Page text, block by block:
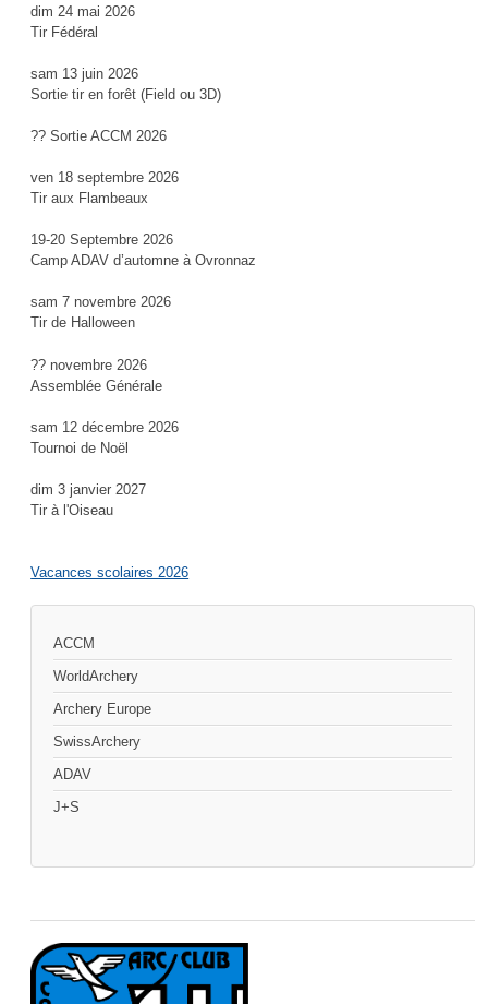
dim 24 mai 2026
Tir Fédéral
sam 13 juin 2026
Sortie tir en forêt (Field ou 3D)
?? Sortie ACCM 2026
ven 18 septembre 2026
Tir aux Flambeaux
19-20 Septembre 2026
Camp ADAV d’automne à Ovronnaz
sam 7 novembre 2026
Tir de Halloween
?? novembre 2026
Assemblée Générale
sam 12 décembre 2026
Tournoi de Noël
dim 3 janvier 2027
Tir à l'Oiseau
Vacances scolaires 2026
ACCM
WorldArchery
Archery Europe
SwissArchery
ADAV
J+S